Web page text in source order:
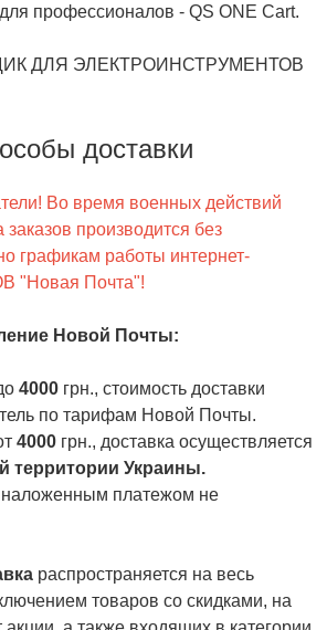
профессионалов - QS ONE Cart.
ДЛЯ ЭЛЕКТРОИНСТРУМЕНТОВ
доставки
Во время военных действий
заказов производится без
графикам работы интернет-
"Новая Почта"!
Новой Почты:
4000 грн., стоимость доставки
по тарифам Новой Почты.
4000 грн., доставка осуществляется
территории Украины.
наложенным платежом не
распространяется на весь
товаров со скидками, на